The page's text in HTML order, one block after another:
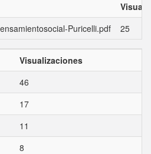
Puricelli.pdf
25
Visualizaciones
46
17
11
8